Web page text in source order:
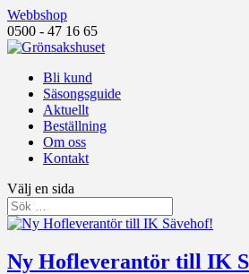
Webbshop
0500 - 47 16 65
Bli kund
Säsongsguide
Aktuellt
Beställning
Om oss
Kontakt
Välj en sida
Ny Hofleverantör till IK